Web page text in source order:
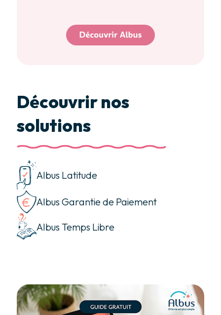
Découvrir nos
solutions
Albus Latitude
Albus Garantie de Paiement
Albus Temps Libre